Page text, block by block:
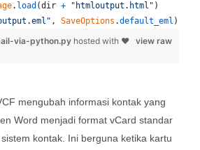
. load (dir + "htmloutput.html" )
, SaveOptions .default_eml )
view raw
via-python.py hosted with ❤
mengubah informasi kontak yang
Word menjadi format vCard standar
kontak. Ini berguna ketika kartu